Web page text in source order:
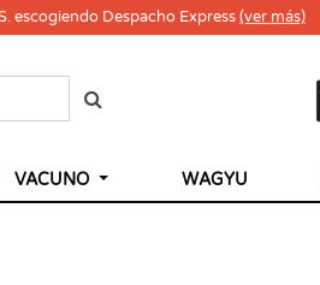
escogiendo Despacho Express(ver más)
VACUNO WAGYU